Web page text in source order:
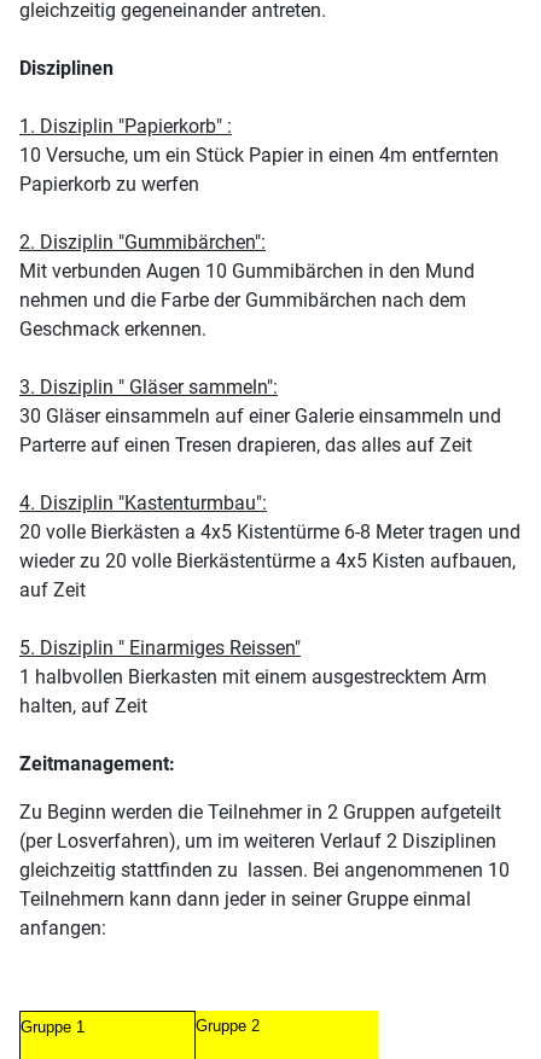
gleichzeitig gegeneinander antreten.
Disziplinen
1. Disziplin "Papierkorb" :
10 Versuche, um ein Stück Papier in einen 4m entfernten
Papierkorb zu werfen
2. Disziplin "Gummibärchen":
Mit verbunden Augen 10 Gummibärchen in den Mund
nehmen und die Farbe der Gummibärchen nach dem
Geschmack erkennen.
3. Disziplin " Gläser sammeln":
30 Gläser einsammeln auf einer Galerie einsammeln und
Parterre auf einen Tresen drapieren, das alles auf Zeit
4. Disziplin "Kastenturmbau":
20 volle Bierkästen a 4x5 Kistentürme 6-8 Meter tragen und
wieder zu 20 volle Bierkästentürme a 4x5 Kisten aufbauen,
auf Zeit
5. Disziplin " Einarmiges Reissen"
1 halbvollen Bierkasten mit einem ausgestrecktem Arm
halten, auf Zeit
Zeitmanagement:
Zu Beginn werden die Teilnehmer in 2 Gruppen aufgeteilt
(per Losverfahren), um im weiteren Verlauf 2 Disziplinen
gleichzeitig stattfinden zu lassen. Bei angenommenen 10
Teilnehmern kann dann jeder in seiner Gruppe einmal
anfangen:
Gruppe 1 Gruppe 2